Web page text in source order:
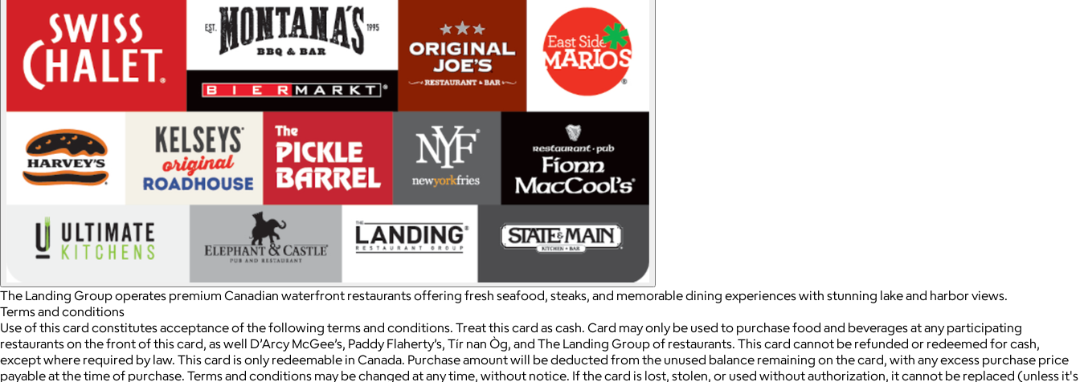
The Landing Group operates premium Canadian waterfront restaurants offering fresh seafood, steaks, and memorable dining experiences with stunning lake and harbor views.
Terms and conditions
Use of this card constitutes acceptance of the following terms and conditions. Treat this card as cash. Card may only be used to purchase food and beverages at any participating
restaurants on the front of this card, as well D’Arcy McGee’s, Paddy Flaherty’s, Tír nan Òg, and The Landing Group of restaurants. This card cannot be refunded or redeemed for cash,
except where required by law. This card is only redeemable in Canada. Purchase amount will be deducted from the unused balance remaining on the card, with any excess purchase price
payable at the time of purchase. Terms and conditions may be changed at any time, without notice. If the card is lost, stolen, or used without authorization, it cannot be replaced (unless it's